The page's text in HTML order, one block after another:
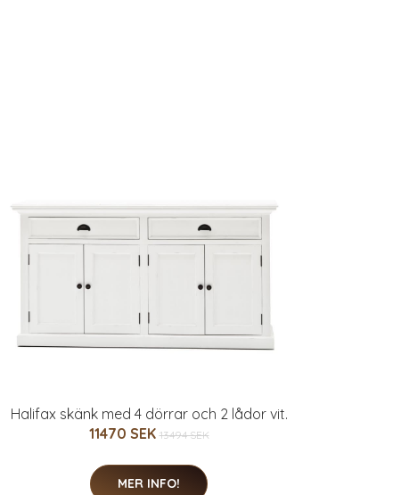
Halifax skänk med 4 dörrar och 2 lådor vit.
11470 SEK 13494 SEK
MER INFO!